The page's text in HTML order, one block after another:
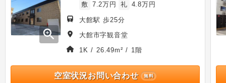
zoom_in
敷 7.2万円 礼 4.8万円
大館駅 歩25分
大館市字観音堂
1K / 26.49m² / 1階
空室状況お問い合わせ 無料